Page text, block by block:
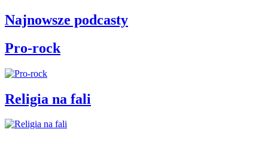
Najnowsze podcasty
Pro-rock
Religia na fali